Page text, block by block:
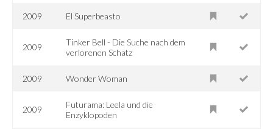
2009 El Superbeasto
2009
Tinker Bell - Die Suche nach dem
verlorenen Schatz
2009 Wonder Woman
2009
Futurama: Leela und die
Enzyklopoden